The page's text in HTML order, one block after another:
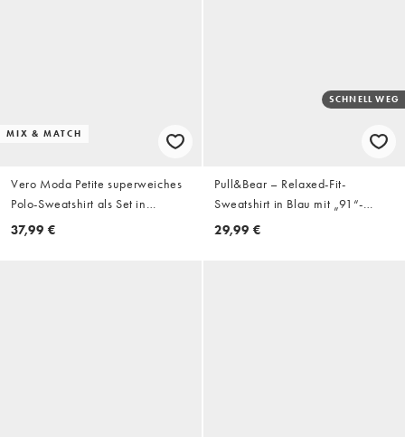
MIX & MATCH
Vero Moda Petite superweiches
Polo-Sweatshirt als Set in
Schokobraun
37,99 €
SCHNELL WEG
Pull&Bear – Relaxed-Fit-
Sweatshirt in Blau mit „91“-
Grafikprint
29,99 €